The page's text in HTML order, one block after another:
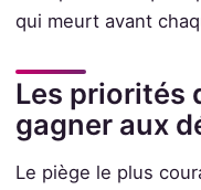
qui meurt avant
Les priorités
gagner aux
Le piège le plus